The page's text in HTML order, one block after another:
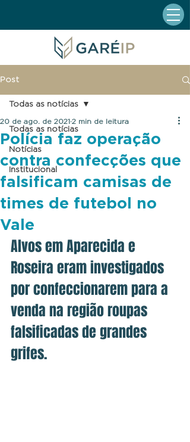
Post
Todas as notícias
Notícias
Institucional
Todas as notícias
Polícia faz operação
contra confecções que
falsificam camisas de
times de futebol no
Vale
20 de ago. de 2021 2 min de leitura
Alvos em Aparecida e
Roseira eram investigados
por confeccionarem para a
venda na região roupas
falsificadas de grandes
grifes.